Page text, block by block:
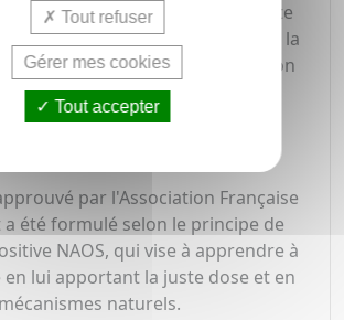
Skin Barrier Therapy™ limite
bactéries à la surface de la
être à l'origine de l'aggravation
cutanée.
Baume a une efficacité
sur les peaux irritées à
par l'Association Française
a été formulé selon le principe de
NAOS, qui vise à apprendre à
en lui apportant la juste dose et en
naturels.
Tout refuser
Gérer mes cookies
Tout accepter